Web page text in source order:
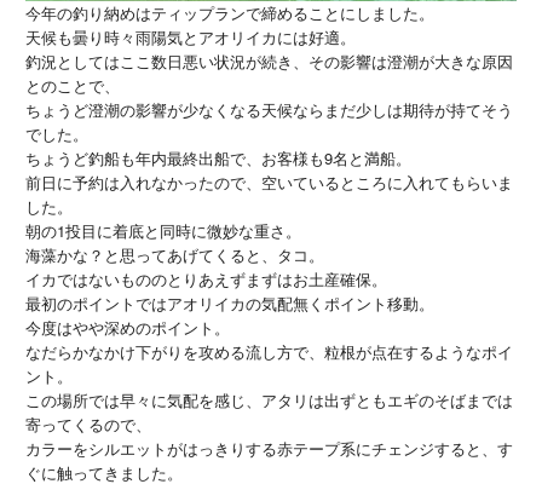
今年の釣り納めはティップランで締めることにしました。
天候も曇り時々雨陽気とアオリイカには好適。
釣況としてはここ数日悪い状況が続き、その影響は澄潮が大きな原因
とのことで、
ちょうど澄潮の影響が少なくなる天候ならまだ少しは期待が持てそう
でした。
ちょうど釣船も年内最終出船で、お客様も9名と満船。
前日に予約は入れなかったので、空いているところに入れてもらいま
した。
朝の1投目に着底と同時に微妙な重さ。
海藻かな？と思ってあげてくると、タコ。
イカではないもののとりあえずまずはお土産確保。
最初のポイントではアオリイカの気配無くポイント移動。
今度はやや深めのポイント。
なだらかなかけ下がりを攻める流し方で、粒根が点在するようなポイ
ント。
この場所では早々に気配を感じ、アタリは出ずともエギのそばまでは
寄ってくるので、
カラーをシルエットがはっきりする赤テープ系にチェンジすると、す
ぐに触ってきました。